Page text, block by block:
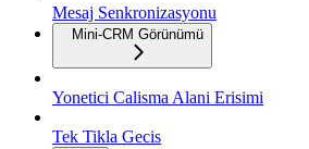
Mesaj Senkronizasyonu
Mini-CRM Görünümü
Yonetici Calisma Alani Erisimi
Tek Tikla Gecis